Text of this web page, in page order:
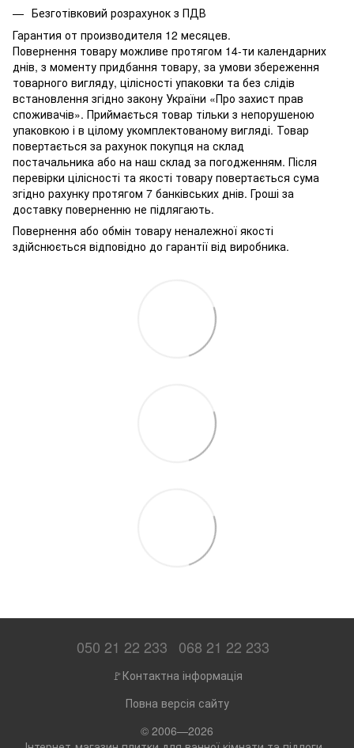
Безготівковий розрахунок з ПДВ
Гарантия от производителя 12 месяцев.
Повернення товару можливе протягом 14-ти календарних
днів, з моменту придбання товару, за умови збереження
товарного вигляду, цілісності упаковки та без слідів
встановлення згідно закону України «Про захист прав
споживачів». Приймається товар тільки з непорушеною
упаковкою і в цілому укомплектованому вигляді. Товар
повертається за рахунок покупця на склад
постачальника або на наш склад за погодженням. Після
перевірки цілісності та якості товару повертається сума
згідно рахунку протягом 7 банківських днів. Гроші за
доставку поверненню не підлягають.
Повернення або обмін товару неналежної якості
здійснюється відповідно до гарантії від виробника.
050 21 22 233 068 21 22 233
🚩Контактна інформація
Повна версія сайту
© 2006—2026